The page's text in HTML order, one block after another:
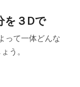
を３Dで
って一体どんな
う。